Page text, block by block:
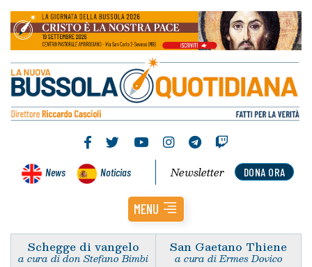
News Noticias DONA ORA
Newsletter
MENU
Schegge di vangelo
a cura di don Stefano Bimbi
San Gaetano Thiene
a cura di Ermes Dovico